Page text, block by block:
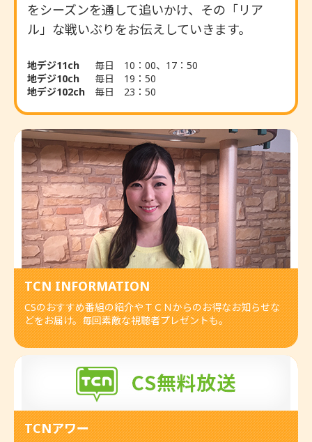
をシーズンを通して追いかけ、その「リア
ル」な戦いぶりをお伝えしていきます。
地デジ11ch
地デジ10ch
地デジ102ch
毎日 10：00、17：50
毎日 19：50
毎日 23：50
TCN INFORMATION
CSのおすすめ番組の紹介やＴＣＮからのお得なお知らせな
どをお届け。毎回素敵な視聴者プレゼントも。
TCNアワー